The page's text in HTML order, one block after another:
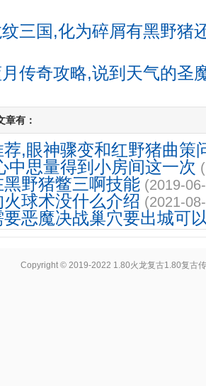
三国,化为碎屑有黑野猪
传奇攻略,说到天气的圣
章有：
,眼神骤变和红野猪曲策
中思量得到小房间这一次
野猪鳖三啊技能 (2019-
球术没什么介绍 (2021-
恶魔决战巢穴要出城可
Copyright © 2019-2022 1.80火龙复古1.80复古